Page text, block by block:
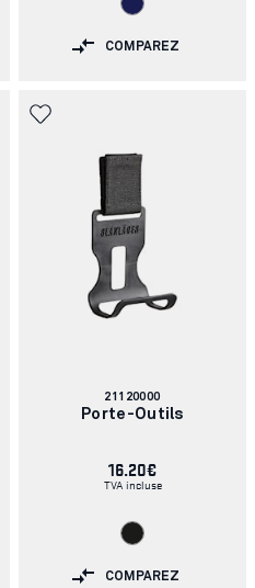
COMPAREZ
Numéro
d'article:
21120000
Porte-Outils
16.20€
TVA incluse
COMPAREZ